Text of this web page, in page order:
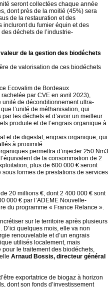
seront collectées chaque année
dont près de la moitié (45%) sera
de la restauration et des
incluront du fumier équin et des
déchets de l’industrie-
de la gestion des biodéchets
de valorisation de ces biodéchets
Ecovalim de Bordeaux
par CVE en avril 2023),
unité de déconditionnement ultra-
l’unité de méthanisation, qui
les déchets et d’avoir un meilleur
produite et de l’engrais organique à
et de digestat, engrais organique, qui
à proximité.
permettra d’injecter 250 Nm3
de la consommation de 2
plus de 600 000 € seront
formes de prestations de services
20 millions €, dont 2 400 000 € sont
000 € par l’ADEME Nouvelle-
du programme « France Relance ».
sur le territoire après plusieurs
quelques mois, elle va non
renouvelable et d’un engrais
utilisés localement, mais
le traitement des biodéchets,
Arnaud Bossis, directeur général
exportatrice de biogaz à horizon
dont son fonds d’investissement